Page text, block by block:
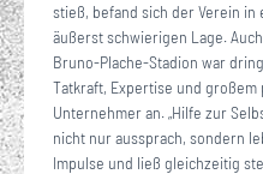
stieß, befand sich der Verein
äußerst schwierigen Lage.
Bruno-Plache-Stadion war
Tatkraft, Expertise und
Unternehmer an. „Hilfe zur
nicht nur aussprach, sondern
Impulse und ließ gleichzeitig